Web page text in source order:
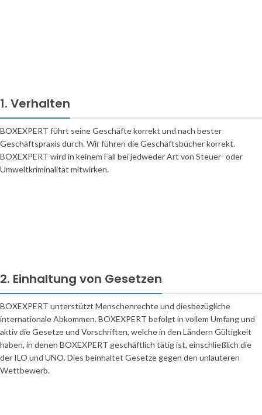
1. Verhalten
BOXEXPERT führt seine Geschäfte korrekt und nach bester
Geschäftspraxis durch. Wir führen die Geschäftsbücher korrekt.
BOXEXPERT wird in keinem Fall bei jedweder Art von Steuer- oder
Umweltkriminalität mitwirken.
2. Einhaltung von Gesetzen
BOXEXPERT unterstützt Menschenrechte und diesbezügliche
internationale Abkommen. BOXEXPERT befolgt in vollem Umfang und
aktiv die Gesetze und Vorschriften, welche in den Ländern Gültigkeit
haben, in denen BOXEXPERT geschäftlich tätig ist, einschließlich die
der ILO und UNO. Dies beinhaltet Gesetze gegen den unlauteren
Wettbewerb.